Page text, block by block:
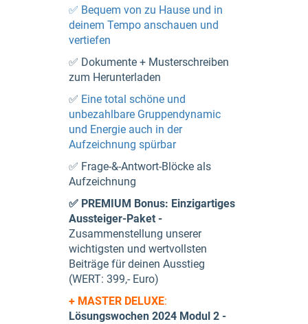
✅ Bequem von zu Hause und in
deinem Tempo anschauen und
vertiefen
✅ Dokumente + Musterschreiben
zum Herunterladen
✅ Eine total schöne und
unbezahlbare Gruppendynamic
und Energie auch in der
Aufzeichnung spürbar
✅ Frage-&-Antwort-Blöcke als
Aufzeichnung
✅ PREMIUM Bonus: Einzigartiges
Aussteiger-Paket -
Zusammenstellung unserer
wichtigsten und wertvollsten
Beiträge für deinen Ausstieg
(WERT: 399,- Euro)
+ MASTER DELUXE:
Lösungswochen 2024 Modul 2 -